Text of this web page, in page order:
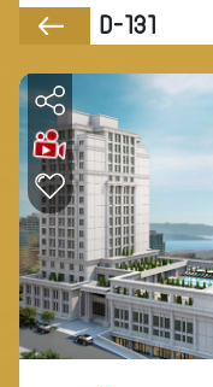
D-131